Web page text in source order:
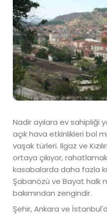
Nadir ayılara ev sahipliği
açık hava etkinlikleri bol
vaşak türleri. Ilgaz ve
ortaya çıkıyor,
kasabalarda daha fazla
Şabanözü ve Bayat halk
bakımından zengindir.
Şehir, Ankara ve